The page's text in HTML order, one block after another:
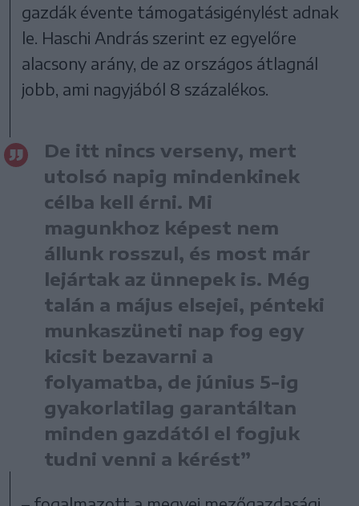
gazdák évente támogatásigénylést adnak
le. Haschi András szerint ez egyelőre
alacsony arány, de az országos átlagnál
jobb, ami nagyjából 8 százalékos.
De itt nincs verseny, mert
utolsó napig mindenkinek
célba kell érni. Mi
magunkhoz képest nem
állunk rosszul, és most már
lejártak az ünnepek is. Még
talán a május elsejei, pénteki
munkaszüneti nap fog egy
kicsit bezavarni a
folyamatba, de június 5-ig
gyakorlatilag garantáltan
minden gazdától el fogjuk
tudni venni a kérést”